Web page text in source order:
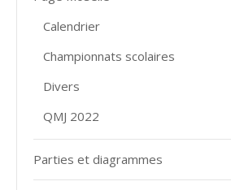
Calendrier
Championnats scolaires
Divers
QMJ 2022
Parties et diagrammes